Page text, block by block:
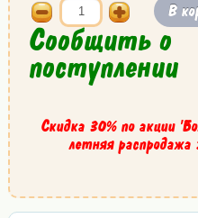
В
Сообщить о
поступлении
Скидка 30% по акции
летняя распродажа